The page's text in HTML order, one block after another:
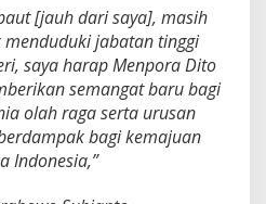
[jauh dari saya], masih
jabatan tinggi
saya harap Menpora Dito
semangat baru bagi
olah raga serta urusan
bagi kemajuan
Indonesia,”